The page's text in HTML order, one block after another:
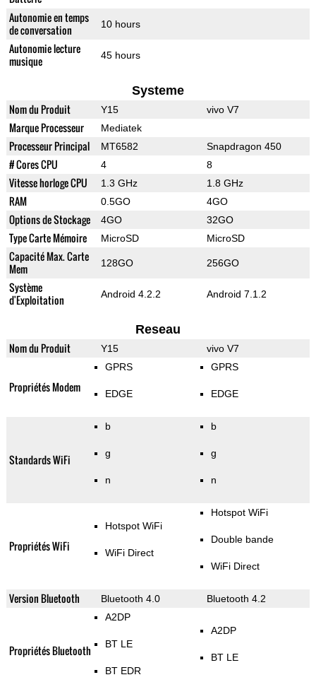
Autonomie en temps
de conversation
10 hours
Autonomie lecture
musique
45 hours
Systeme
Nom du Produit Y15 vivo V7
Marque Processeur Mediatek
Processeur Principal MT6582 Snapdragon 450
# Cores CPU 4 8
Vitesse horloge CPU 1.3 GHz 1.8 GHz
RAM 0.5GO 4GO
Options de Stockage 4GO 32GO
Type Carte Mémoire MicroSD MicroSD
Capacité Max. Carte
Mem
128GO 256GO
Système
d'Exploitation
Android 4.2.2 Android 7.1.2
Reseau
Nom du Produit Y15 vivo V7
Propriétés Modem
GPRS
EDGE
GPRS
EDGE
Standards WiFi
b
g
n
b
g
n
Propriétés WiFi
Hotspot WiFi
WiFi Direct
Hotspot WiFi
Double bande
WiFi Direct
Version Bluetooth Bluetooth 4.0 Bluetooth 4.2
Propriétés Bluetooth
A2DP
BT LE
BT EDR
A2DP
BT LE